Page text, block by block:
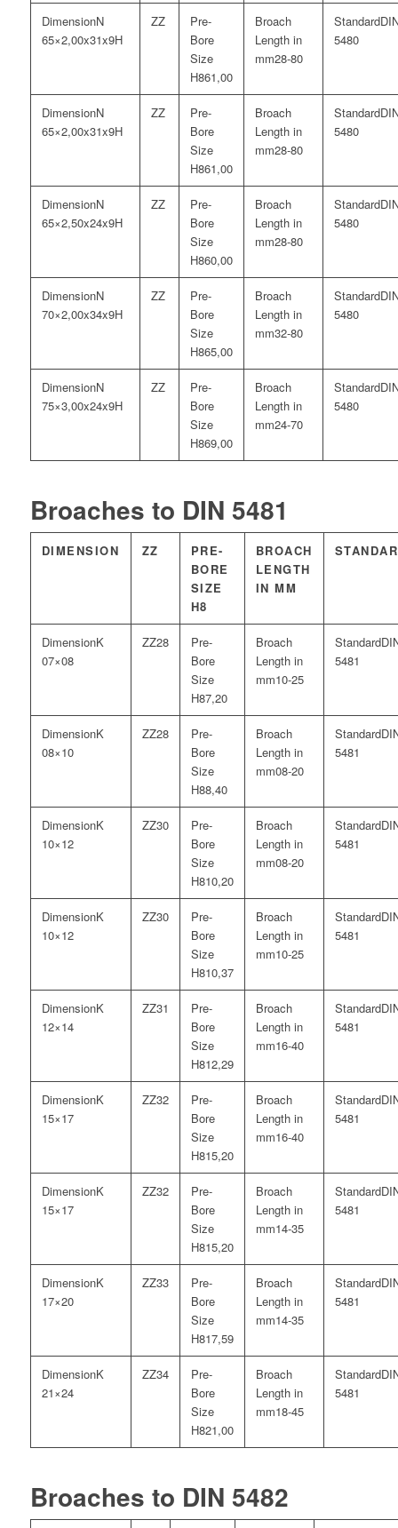
N
65×2,00x31x9H
61,00
28-80
5480
N
65×2,00x31x9H
61,00
28-80
5480
N
65×2,50x24x9H
60,00
28-80
5480
N
70×2,00x34x9H
65,00
32-80
5480
N
75×3,00x24x9H
69,00
24-70
5480
Broaches to DIN 5481
DIMENSION ZZ
PRE-
BORE
SIZE
H8
BROACH
LENGTH
IN MM
K
07×08
28
7,20
10-25
5481
K
08×10
28
8,40
08-20
5481
K
10×12
30
10,20
08-20
5481
K
10×12
30
10,37
10-25
5481
K
12×14
31
12,29
16-40
5481
K
15×17
32
15,20
16-40
5481
K
15×17
32
15,20
14-35
5481
K
17×20
33
17,59
14-35
5481
K
21×24
34
21,00
18-45
5481
Broaches to DIN 5482